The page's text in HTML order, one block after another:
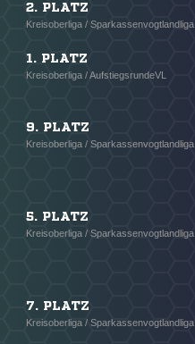
2. PLATZ
Kreisoberliga / Sparkassenvogtlandliga
1. PLATZ
Kreisoberliga / AufstiegsrundeVL
9. PLATZ
Kreisoberliga / Sparkassenvogtlandliga
5. PLATZ
Kreisoberliga / Sparkassenvogtlandliga
7. PLATZ
Kreisoberliga / Sparkassenvogtlandliga